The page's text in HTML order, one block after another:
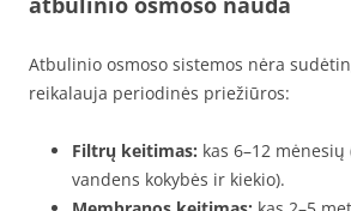
Atbulinio osmoso sistemos nėra
reikalauja periodinės priežiūros:
Filtrų keitimas: kas 6–12
vandens kokybės ir kiekio).